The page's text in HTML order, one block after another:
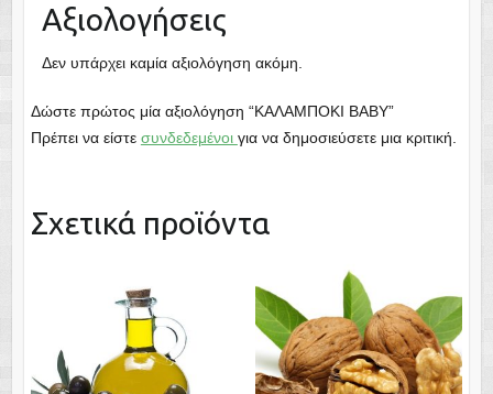
Αξιολογήσεις
Δεν υπάρχει καμία αξιολόγηση ακόμη.
Δώστε πρώτος μία αξιολόγηση “ΚΑΛΑΜΠΟΚΙ ΒΑΒΥ”
Πρέπει να είστε συνδεδεμένοι για να δημοσιεύσετε μια κριτική.
Σχετικά προϊόντα